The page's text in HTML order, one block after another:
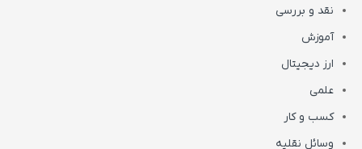
نقد و بررسی
آموزش
ارز دیجیتال
علمی
کسب و کار
وسائل نقلیه